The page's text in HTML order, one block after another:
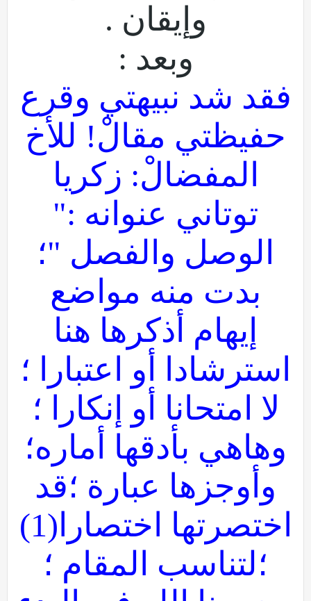
وإيقان .
وبعد :
فقد شد نبيهتي وقرع
حفيظتي مقالْ! للأخ
المفضالْ: زكريا
توتاني عنوانه :"
الوصل والفصل "؛
بدت منه مواضع
إيهام أذكرها هنا
استرشادا أو اعتبارا ؛
لا امتحانا أو إنكارا ؛
وهاهي بأدقها أماره؛
وأوجزها عبارة ؛قد
اختصرتها اختصارا(1)
؛لتناسب المقام ؛